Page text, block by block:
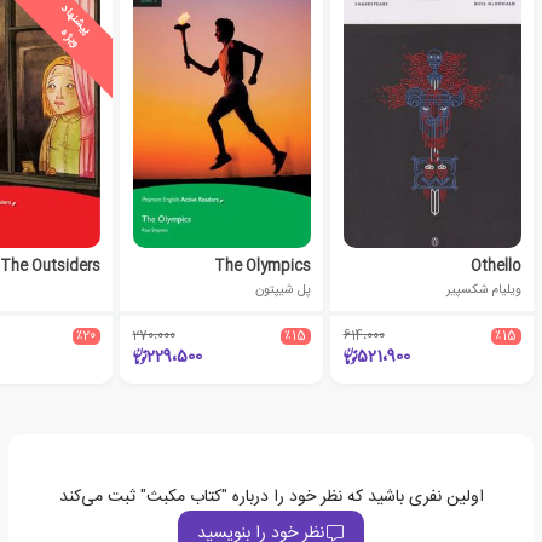
Othello
ویلیام شکسپیر
٪15 614،000
521،900
The Olympics
پل شیپتون
٪15 270،000
229،500
پ
ی
ش
ن
ه
ا
د
و
ی
ژ
ه
The Outsiders
٪20
اولین نفری باشید که نظر خود را درباره "کتاب مکبث" ثبت می‌کند
نظر خود را بنویسید